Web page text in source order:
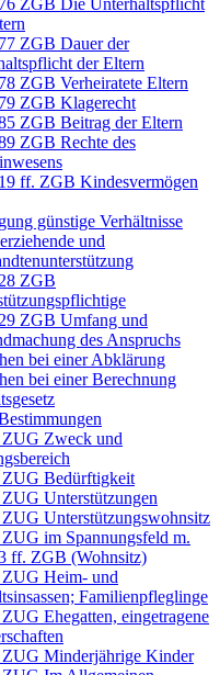
ZGB Dauer der
der Eltern
ZGB Verheiratete Eltern
ZGB Klagerecht
ZGB Beitrag der Eltern
ZGB Rechte des
ff. ZGB Kindesvermögen
günstige Verhältnisse
und
ZGB
ZGB Umfang und
des Anspruchs
bei einer Abklärung
bei einer Berechnung
Zweck und
Bedürftigkeit
Unterstützungen
Unterstützungswohnsitz
im Spannungsfeld m.
ff. ZGB (Wohnsitz)
Heim- und
Familienpfleglinge
Ehegatten, eingetragene
Minderjährige Kinder